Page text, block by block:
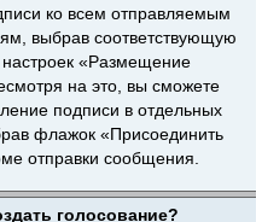
ко всем отправляемым
выбрав соответствующую
«Размещение
на это, вы сможете
подписи в отдельных
флажок «Присоединить
отправки сообщения.
голосование?